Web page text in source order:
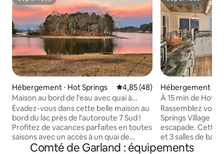
Superhôte
Hébergement ⋅ Hot Springs Évaluation moyenne sur la
4,85 (48)
Maison au bord de l'eau avec quai à
moins de 5 km d'Oaklawn Racing !
Évadez-vous dans cette belle maison au
bord du lac près de l'autoroute 7 Sud !
Profitez de vacances parfaites en toutes
saisons avec un accès à un quai de
baignade privé et une vue imprenable
Superhôte
Hébergement ⋅
À 15 min de Hot
maison avec
Rassemblez vos
Springs Village
escapade. Cette
et 3 salles de bain
grande
Comté de Garland : équipements